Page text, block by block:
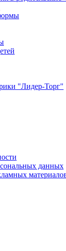
"Лидер-Торг"
данных